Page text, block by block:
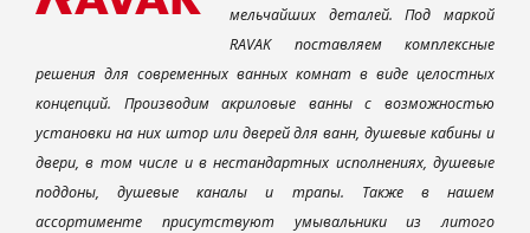
мельчайших деталей. Под маркой
RAVAK поставляем комплексные
решения для современных ванных комнат в виде целостных
концепций. Производим акриловые ванны с возможностью
установки на них штор или дверей для ванн, душевые кабины и
двери, в том числе и в нестандартных исполнениях, душевые
поддоны, душевые каналы и трапы. Также в нашем
ассортименте присутствуют умывальники из литого